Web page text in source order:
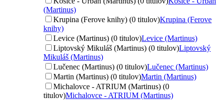
(Martinus)
Krupina (Ferove knihy) (0 titulov)Krupina (Ferove
knihy)
Levice (Martinus) (0 titulov)Levice (Martinus)
Liptovský Mikuláš (Martinus) (0 titulov)Liptovský
Mikuláš (Martinus)
Lučenec (Martinus) (0 titulov)Lučenec (Martinus)
Martin (Martinus) (0 titulov)Martin (Martinus)
Michalovce - ATRIUM (Martinus) (0
titulov)Michalovce - ATRIUM (Martinus)